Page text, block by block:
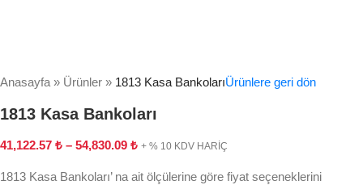
Anasayfa » Ürünler » 1813 Kasa BankolarıÜrünlere geri dön
1813 Kasa Bankoları
41,122.57 ₺ – 54,830.09 ₺ + % 10 KDV HARİÇ
1813 Kasa Bankoları’ na ait ölçülerine göre fiyat seçeneklerini